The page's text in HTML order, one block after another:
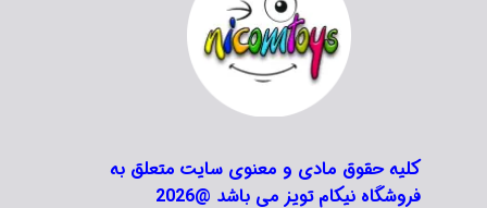
کلیه حقوق مادی و معنوی سایت متعلق به
فروشگاه نیکام تویز می باشد @2026